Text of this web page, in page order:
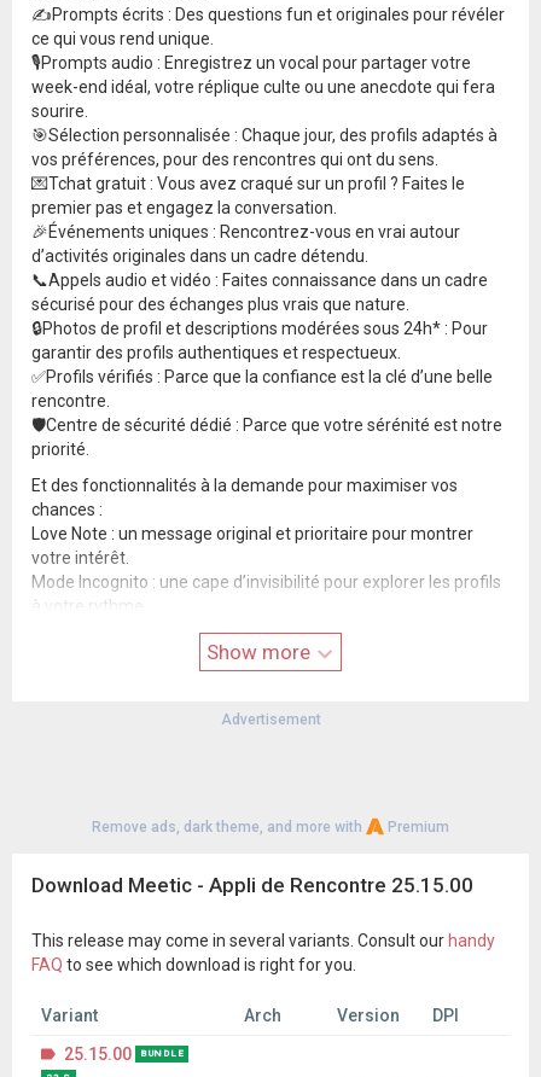
✍️Prompts écrits : Des questions fun et originales pour révéler
ce qui vous rend unique.
🎙️Prompts audio : Enregistrez un vocal pour partager votre
week-end idéal, votre réplique culte ou une anecdote qui fera
sourire.
🎯Sélection personnalisée : Chaque jour, des profils adaptés à
vos préférences, pour des rencontres qui ont du sens.
💌Tchat gratuit : Vous avez craqué sur un profil ? Faites le
premier pas et engagez la conversation.
🎉Événements uniques : Rencontrez-vous en vrai autour
d’activités originales dans un cadre détendu.
📞Appels audio et vidéo : Faites connaissance dans un cadre
sécurisé pour des échanges plus vrais que nature.
🔒Photos de profil et descriptions modérées sous 24h* : Pour
garantir des profils authentiques et respectueux.
✅Profils vérifiés : Parce que la confiance est la clé d’une belle
rencontre.
🛡️Centre de sécurité dédié : Parce que votre sérénité est notre
priorité.
Et des fonctionnalités à la demande pour maximiser vos
chances :
Love Note : un message original et prioritaire pour montrer
votre intérêt.
Mode Incognito : une cape d’invisibilité pour explorer les profils
à votre rythme.
Envie de profiter d’avantages supplémentaires ? Souscrivez à
Explorez les profils en illimité
👑Premium :
Revenez sur les profils précédents
Lisez toutes vos invitations reçues
Envoyez des messages en illimité
Débloquez les filtres avancés de la recherche
Téléchargez Meetic aujourd’hui et laissez votre cœur prendre
Show more
Advertisement
Remove ads, dark theme, and more with Premium
Download Meetic - Appli de Rencontre 25.15.00
This release may come in several variants. Consult our handy
FAQ to see which download is right for you.
Variant Arch Version
DPI
25.15.00
BUNDLE